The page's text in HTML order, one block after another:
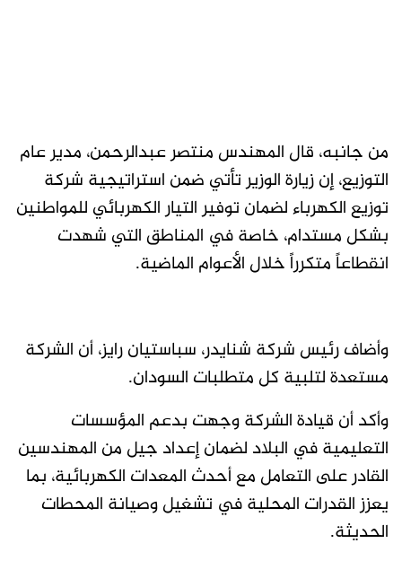
من جانبه، قال المهندس منتصر عبدالرحمن، مدير عام
التوزيع، إن زيارة الوزير تأتي ضمن استراتيجية شركة
توزيع الكهرباء لضمان توفير التيار الكهربائي للمواطنين
بشكل مستدام، خاصة في المناطق التي شهدت
انقطاعاً متكرراً خلال الأعوام الماضية.
وأضاف رئيس شركة شنايدر، سباستيان رايز، أن الشركة
مستعدة لتلبية كل متطلبات السودان.
وأكد أن قيادة الشركة وجهت بدعم المؤسسات
التعليمية في البلاد لضمان إعداد جيل من المهندسين
القادر على التعامل مع أحدث المعدات الكهربائية، بما
يعزز القدرات المحلية في تشغيل وصيانة المحطات
الحديثة.